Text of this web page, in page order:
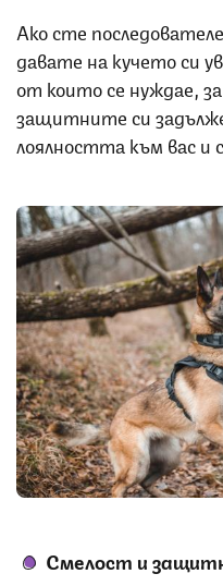
Ако сте
давате на кучето си
от които се нуждае,
защитните си
лоялността към вас и
Смелост и